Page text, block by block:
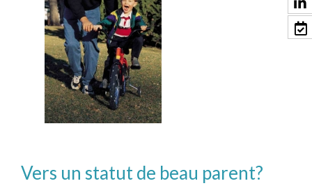
Vers un statut de beau parent?